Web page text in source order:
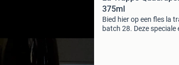
375ml
Bied hier op een fles la
batch 28. Deze